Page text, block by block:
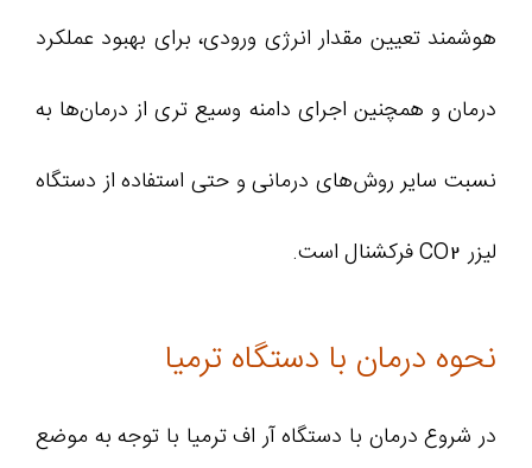
هوشمند تعیین مقدار انرژی ورودی، برای بهبود عملکرد
درمان و همچنین اجرای دامنه وسیع ‌تری از درمان‌ها به
نسبت سایر روش‌های درمانی و حتی استفاده از دستگاه
لیزر CO2 فرکشنال است.
نحوه درمان با دستگاه ترمیا
در شروع درمان با دستگاه آر اف ترمیا با توجه به موضع